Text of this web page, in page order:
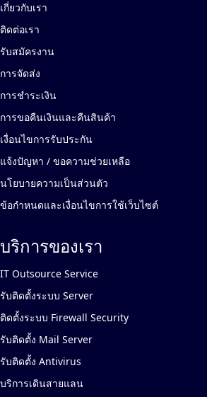
เกี่ยวกับเรา
ติดต่อเรา
รับสมัครงาน
การจัดส่ง
การชำระเงิน
การขอคืนเงินและคืนสินค้า
เงื่อนไขการรับประกัน
แจ้งปัญหา / ขอความช่วยเหลือ
นโยบายความเป็นส่วนตัว
ข้อกำหนดและเงื่อนไขการใช้เว็บไซต์
บริการของเรา
IT Outsource Service
รับติดตั้งระบบ Server
ติดตั้งระบบ Firewall Security
รับติดตั้ง Mail Server
รับติดตั้ง Antivirus
บริการเดินสายแลน